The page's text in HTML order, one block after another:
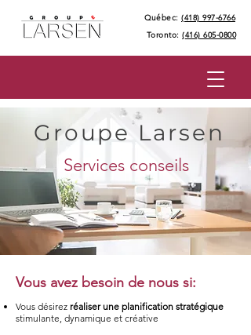
Québec: (418) 997-6766
Toronto: (416) 605-0800
Groupe Larsen
Services conseils
Vous avez besoin de nous si:
Vous désirez réaliser une planification stratégique
stimulante, dynamique et créative​